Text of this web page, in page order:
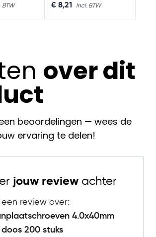
€ 8,21
over dit
beoordelingen — wees de
ervaring te delen!
jouw review achter
review over:
4.0x40mm
200 stuks